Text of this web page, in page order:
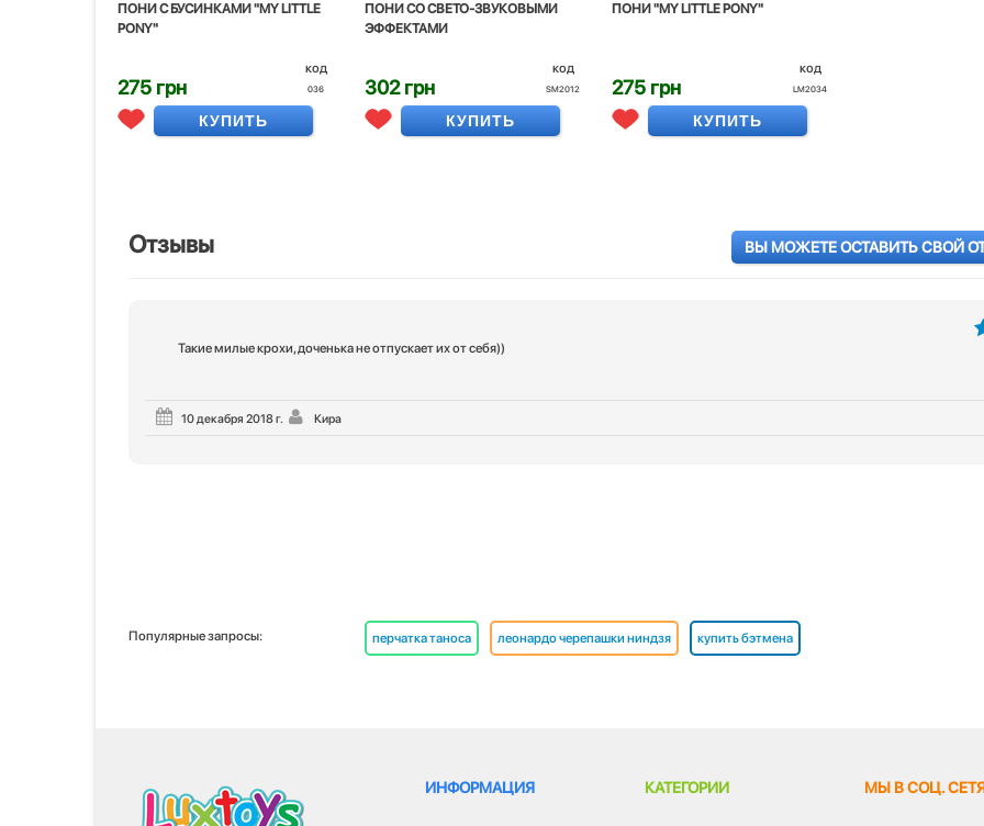
ПОНИ С БУСИНКАМИ "MY LITTLE
PONY"
275 грн
код
036
КУПИТЬ
ПОНИ СО СВЕТО-ЗВУКОВЫМИ
ЭФФЕКТАМИ
302 грн
код
SM2012
КУПИТЬ
ПОНИ "MY LITTLE PONY"
275 грн
код
LM2034
КУПИТЬ
Отзывы ВЫ МОЖЕТЕ ОСТАВИТЬ СВОЙ
Такие милые крохи, доченька не отпускает их от себя))
10 декабря 2018 г. Кира
Популярные запросы: перчатка таноса леонардо черепашки ниндзя купить бэтмена
ИНФОРМАЦИЯ КАТЕГОРИИ МЫ В СОЦ.